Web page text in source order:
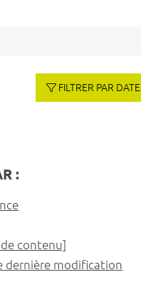
FILTRER PAR DATE
:
de contenu]
dernière modification